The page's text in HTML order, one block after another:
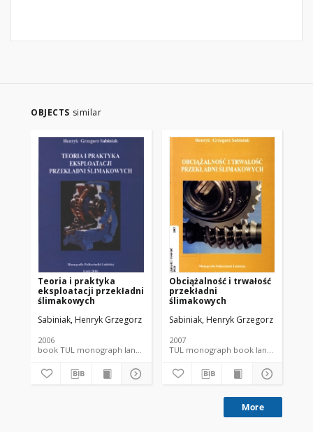
OBJECTS similar
Teoria i praktyka
eksploatacji przekładni
ślimakowych
Sabiniak, Henryk Grzegorz
2006
book TUL monograph language document
Obciążalność i trwałość
przekładni
ślimakowych
Sabiniak, Henryk Grzegorz
2007
TUL monograph book
More